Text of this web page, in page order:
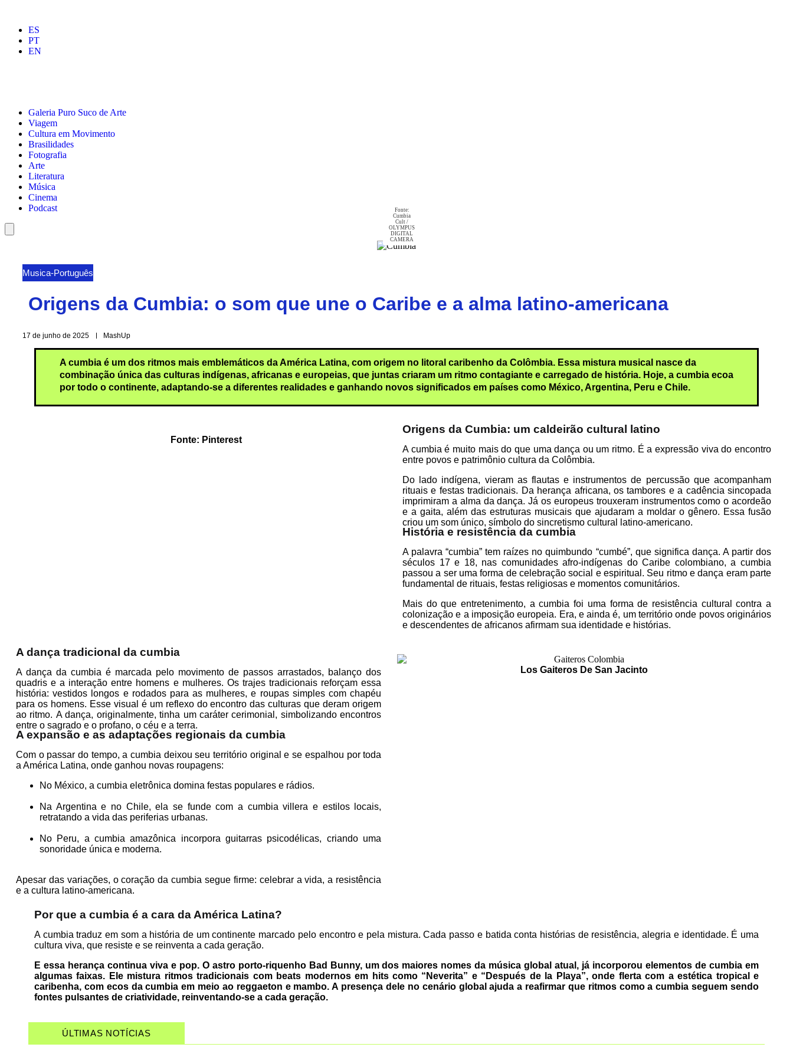
ES
PT
EN
Galeria Puro Suco de Arte
Viagem
Cultura em Movimento
Brasilidades
Fotografia
Arte
Literatura
Música
Cinema
Podcast
de
hambúrguer
Fonte:
Cumbia
Cult /
OLYMPUS
DIGITAL
CAMERA
Musica-Português
Origens da Cumbia: o som que une o Caribe e a alma latino-americana
17 de junho de 2025 MashUp
A cumbia é um dos ritmos mais emblemáticos da América Latina, com origem no litoral caribenho da Colômbia. Essa mistura musical nasce da
combinação única das culturas indígenas, africanas e europeias, que juntas criaram um ritmo contagiante e carregado de história. Hoje, a cumbia ecoa
por todo o continente, adaptando-se a diferentes realidades e ganhando novos significados em países como México, Argentina, Peru e Chile.
Fonte: Pinterest
Origens da Cumbia: um caldeirão cultural latino
A cumbia é muito mais do que uma dança ou um ritmo. É a expressão viva do encontro
entre povos e patrimônio cultura da Colômbia.
Do lado indígena, vieram as flautas e instrumentos de percussão que acompanham
rituais e festas tradicionais. Da herança africana, os tambores e a cadência sincopada
imprimiram a alma da dança. Já os europeus trouxeram instrumentos como o acordeão
e a gaita, além das estruturas musicais que ajudaram a moldar o gênero. Essa fusão
criou um som único, símbolo do sincretismo cultural latino-americano.
História e resistência da cumbia
A palavra “cumbia” tem raízes no quimbundo “cumbé”, que significa dança. A partir dos
séculos 17 e 18, nas comunidades afro-indígenas do Caribe colombiano, a cumbia
passou a ser uma forma de celebração social e espiritual. Seu ritmo e dança eram parte
fundamental de rituais, festas religiosas e momentos comunitários.
Mais do que entretenimento, a cumbia foi uma forma de resistência cultural contra a
colonização e a imposição europeia. Era, e ainda é, um território onde povos originários
e descendentes de africanos afirmam sua identidade e histórias.
A dança tradicional da cumbia
A dança da cumbia é marcada pelo movimento de passos arrastados, balanço dos
quadris e a interação entre homens e mulheres. Os trajes tradicionais reforçam essa
história: vestidos longos e rodados para as mulheres, e roupas simples com chapéu
para os homens. Esse visual é um reflexo do encontro das culturas que deram origem
ao ritmo. A dança, originalmente, tinha um caráter cerimonial, simbolizando encontros
entre o sagrado e o profano, o céu e a terra.
A expansão e as adaptações regionais da cumbia
Com o passar do tempo, a cumbia deixou seu território original e se espalhou por toda
a América Latina, onde ganhou novas roupagens:
No México, a cumbia eletrônica domina festas populares e rádios.
Na Argentina e no Chile, ela se funde com a cumbia villera e estilos locais,
retratando a vida das periferias urbanas.
No Peru, a cumbia amazônica incorpora guitarras psicodélicas, criando uma
sonoridade única e moderna.
Apesar das variações, o coração da cumbia segue firme: celebrar a vida, a resistência
e a cultura latino-americana.
Los Gaiteros De San Jacinto
Por que a cumbia é a cara da América Latina?
A cumbia traduz em som a história de um continente marcado pelo encontro e pela mistura. Cada passo e batida conta histórias de resistência, alegria e identidade. É uma
cultura viva, que resiste e se reinventa a cada geração.
E essa herança continua viva e pop. O astro porto-riquenho Bad Bunny, um dos maiores nomes da música global atual, já incorporou elementos de cumbia em
algumas faixas. Ele mistura ritmos tradicionais com beats modernos em hits como “Neverita” e “Después de la Playa”, onde flerta com a estética tropical e
caribenha, com ecos da cumbia em meio ao reggaeton e mambo. A presença dele no cenário global ajuda a reafirmar que ritmos como a cumbia seguem sendo
fontes pulsantes de criatividade, reinventando-se a cada geração.
ÚLTIMAS NOTÍCIAS